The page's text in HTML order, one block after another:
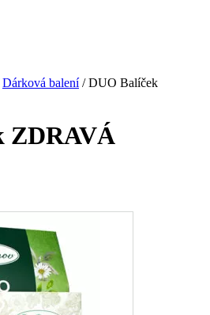
Dárková balení/DUO Balíček
ZDRAVÁ